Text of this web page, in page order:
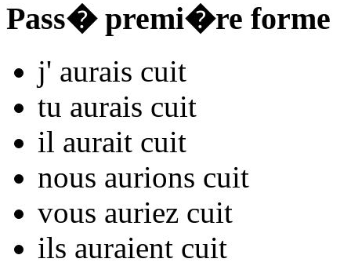
Pass� premi�re forme
j' aurais cuit
tu aurais cuit
il aurait cuit
nous aurions cuit
vous auriez cuit
ils auraient cuit